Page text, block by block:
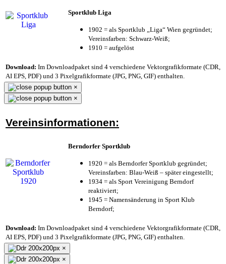
Sportklub Liga
1902 = als Sportklub „Liga“ Wien gegründet;
Vereinsfarben: Schwarz-Weiß;
1910 = aufgelöst
Download: Im Downloadpaket sind 4 verschiedene Vektorgrafikformate (CDR,
AI EPS, PDF) und 3 Pixelgrafikformate (JPG, PNG, GIF) enthalten.
×
×
Vereinsinformationen:
Berndorfer Sportklub
1920 = als Berndorfer Sportklub gegründet;
Vereinsfarben: Blau-Weiß – später eingestellt;
1934 = als Sport Vereinigung Berndorf
reaktiviert;
1945 = Namensänderung in Sport Klub
Berndorf;
Download: Im Downloadpaket sind 4 verschiedene Vektorgrafikformate (CDR,
AI EPS, PDF) und 3 Pixelgrafikformate (JPG, PNG, GIF) enthalten.
×
×